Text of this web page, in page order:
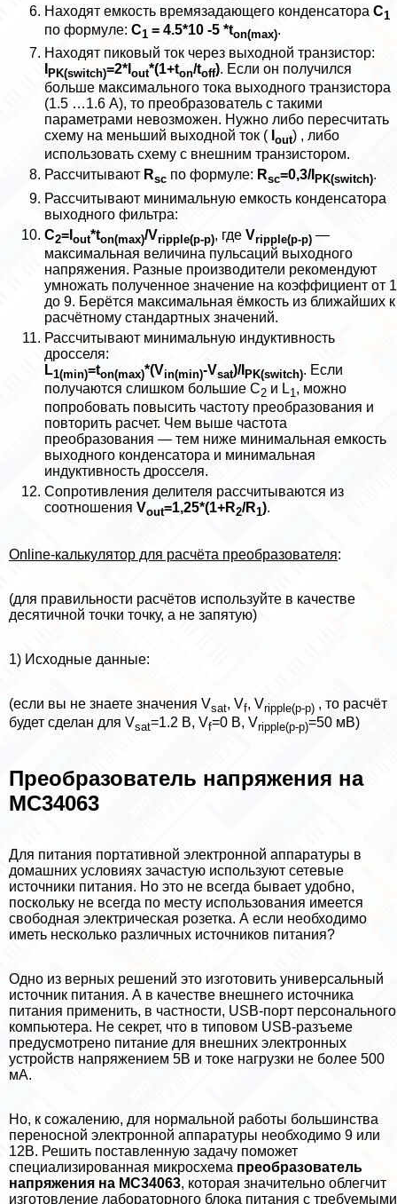
Находят емкость времязадающего конденсатора С1
по формуле: C1 = 4.5*10 -5 *ton(max).
Находят пиковый ток через выходной транзистор:
PK(switch)=2*I out*(1+ton/toff). Если он получился
больше максимального тока выходного транзистора
(1.5 …1.6 А), то преобразователь с такими
параметрами невозможен. Нужно либо пересчитать
схему на меньший выходной ток ( out) , либо
использовать схему с внешним транзистором.
Рассчитывают Rsc по формуле: Rsc=0,3/I PK(switch).
Рассчитывают минимальную емкость конденсатора
выходного фильтра:
С2=I out*ton(max)/Vripple(p-p), где Vripple(p-p) —
максимальная величина пульсаций выходного
напряжения. Разные производители рекомендуют
умножать полученное значение на коэффициент от 1
до 9. Берётся максимальная ёмкость из ближайших к
расчётному стандартных значений.
Рассчитывают минимальную индуктивность
дросселя:
L1(min)=ton(max)*(Vin(min)-Vsat)/I PK(switch). Если
получаются слишком большие C2 и L1, можно
попробовать повысить частоту преобразования и
повторить расчет. Чем выше частота
преобразования — тем ниже минимальная емкость
выходного конденсатора и минимальная
индуктивность дросселя.
Сопротивления делителя рассчитываются из
соотношения Vout=1,25*(1+R2/R1).
Online-калькулятор для расчёта преобразователя:
(для правильности расчётов используйте в качестве
десятичной точки точку, а не запятую)
1) Исходные данные:
(если вы не знаете значения Vsat, Vf, Vripple(p-p) , то расчёт
будет сделан для Vsat=1.2 В, Vf=0 В, Vripple(p-p)=50 мВ)
Преобразователь напряжения на
MC34063
Для питания портативной электронной аппаратуры в
домашних условиях зачастую используют сетевые
источники питания. Но это не всегда бывает удобно,
поскольку не всегда по месту использования имеется
свободная электрическая розетка. А если необходимо
иметь несколько различных источников питания?
Одно из верных решений это изготовить универсальный
источник питания. А в качестве внешнего источника
питания применить, в частности, USB-порт персонального
компьютера. Не секрет, что в типовом USB-разъеме
предусмотрено питание для внешних электронных
устройств напряжением 5В и токе нагрузки не более 500
мА.
Но, к сожалению, для нормальной работы большинства
переносной электронной аппаратуры необходимо 9 или
12В. Решить поставленную задачу поможет
специализированная микросхема преобразователь
напряжения на MC34063, которая значительно облегчит
изготовление лабораторного блока питания с требуемыми